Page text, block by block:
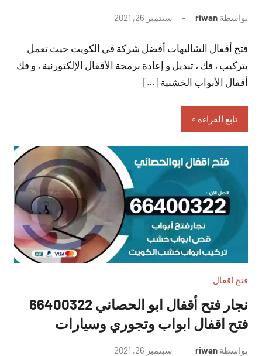
بواسطة riwan سبتمبر 26, 2021
تعليقات
فتح أقفال الشاليهات أفضل شركة في الكويت حيث تعمل
بتركيب ، فك ، تبديل و إعادة برمجة الأقفال الإلكتورنية ، و فك
أقفال الأبواب الخشبية […]
تابع القراءة
فتح اقفال
نجار فتح أقفال ابو الحصاني 66400322
فتح اقفال ابواب وتجوري وسيارات
بواسطة riwan سبتمبر 26, 2021